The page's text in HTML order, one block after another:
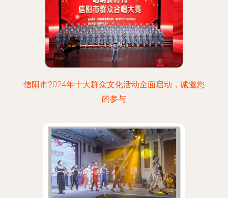
信阳市2024年十大群众文化活动全面启动，诚邀您
的参与